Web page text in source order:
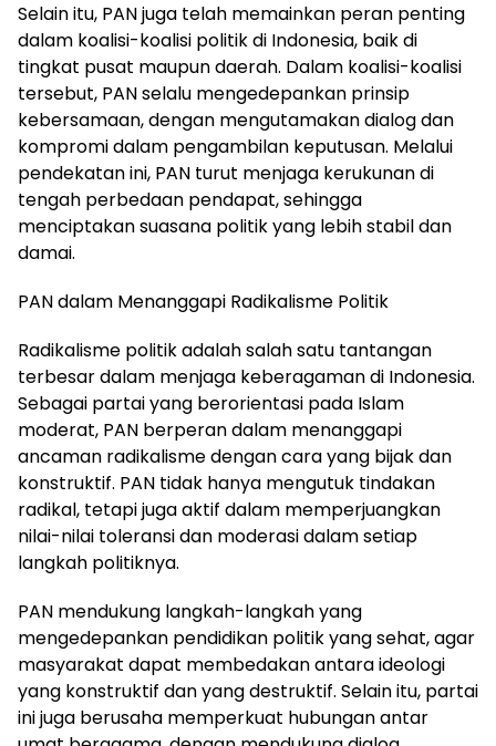
Selain itu, PAN juga telah memainkan peran penting
dalam koalisi-koalisi politik di Indonesia, baik di
tingkat pusat maupun daerah. Dalam koalisi-koalisi
tersebut, PAN selalu mengedepankan prinsip
kebersamaan, dengan mengutamakan dialog dan
kompromi dalam pengambilan keputusan. Melalui
pendekatan ini, PAN turut menjaga kerukunan di
tengah perbedaan pendapat, sehingga
menciptakan suasana politik yang lebih stabil dan
damai.
PAN dalam Menanggapi Radikalisme Politik
Radikalisme politik adalah salah satu tantangan
terbesar dalam menjaga keberagaman di Indonesia.
Sebagai partai yang berorientasi pada Islam
moderat, PAN berperan dalam menanggapi
ancaman radikalisme dengan cara yang bijak dan
konstruktif. PAN tidak hanya mengutuk tindakan
radikal, tetapi juga aktif dalam memperjuangkan
nilai-nilai toleransi dan moderasi dalam setiap
langkah politiknya.
PAN mendukung langkah-langkah yang
mengedepankan pendidikan politik yang sehat, agar
masyarakat dapat membedakan antara ideologi
yang konstruktif dan yang destruktif. Selain itu, partai
ini juga berusaha memperkuat hubungan antar